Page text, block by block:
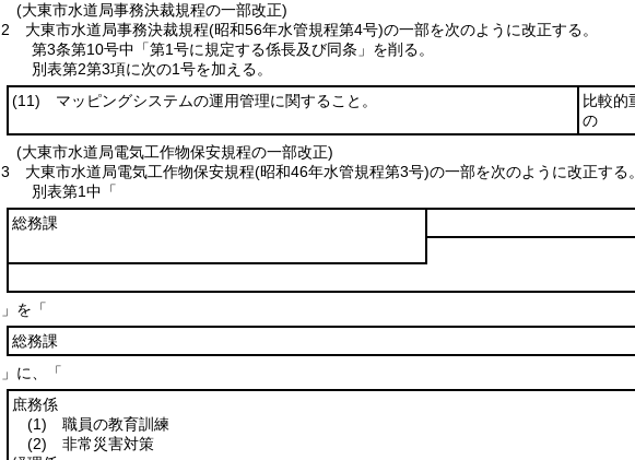
(大東市水道局事務決裁規程の一部改正)
2
大東市水道局事務決裁規程(昭和56年水管規程第4号)の一部を次のように改正する。
第3条第10号中「第1号に規定する係長及び同条」を削る。
別表第2第3項に次の1号を加える。
(11) マッピングシステムの運用管理に関すること。
比較的
の
(大東市水道局電気工作物保安規程の一部改正)
3
大東市水道局電気工作物保安規程(昭和46年水管規程第3号)の一部を次のように改正する
別表第1中「
総務課
」を「
総務課
」に、「
庶務係
(1) 職員の教育訓練
(2) 非常災害対策